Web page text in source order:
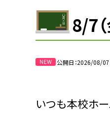
8/7
公開日 2026/08/07
いつも本校ホー